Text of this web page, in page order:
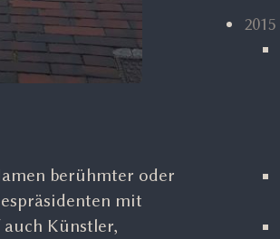
berühmter oder
mit
Künstler,
2015